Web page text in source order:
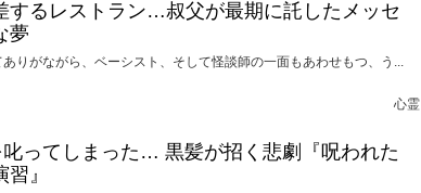
するレストラン…叔父が最期に託したメッセ
夢
りがながら、ベーシスト、そして怪談師の一面もあわせもつ、う...
心霊
叱ってしまった… 黒髪が招く悲劇『呪われた
』